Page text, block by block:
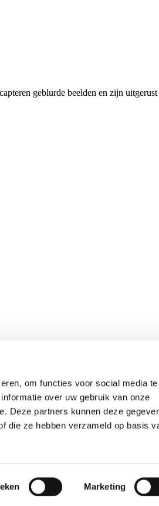
om functies voor social media te
over uw gebruik van onze
Deze partners kunnen deze
die ze hebben verzameld op basis
Marketing
geblurde beelden en zijn